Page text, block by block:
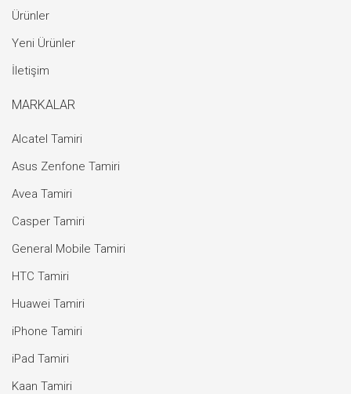
Ürünler
Yeni Ürünler
İletişim
MARKALAR
Alcatel Tamiri
Asus Zenfone Tamiri
Avea Tamiri
Casper Tamiri
General Mobile Tamiri
HTC Tamiri
Huawei Tamiri
iPhone Tamiri
iPad Tamiri
Kaan Tamiri